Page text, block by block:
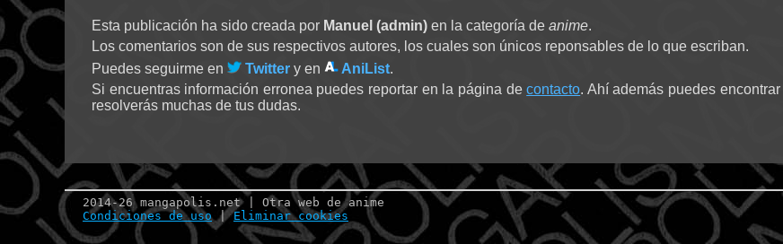
Esta publicación ha sido creada por Manuel (admin) en la categoría de anime.
Los comentarios son de sus respectivos autores, los cuales son únicos reponsables de lo que escriban.
Puedes seguirme en
Twitter y en AniList.
Si encuentras información erronea puedes reportar en la página decontacto. Ahí además puedes
resolverás muchas de tus dudas.
2014-26 mangapolis.net | Otra web de anime
Condiciones de uso|Eliminar cookies